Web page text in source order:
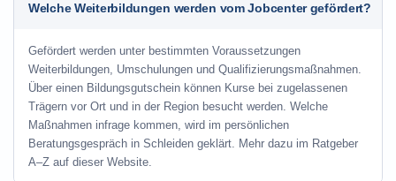
Welche Weiterbildungen werden vom Jobcenter gefördert?
Gefördert werden unter bestimmten Voraussetzungen
Weiterbildungen, Umschulungen und Qualifizierungsmaßnahmen.
Über einen Bildungsgutschein können Kurse bei zugelassenen
Trägern vor Ort und in der Region besucht werden. Welche
Maßnahmen infrage kommen, wird im persönlichen
Beratungsgespräch in Schleiden geklärt. Mehr dazu im Ratgeber
A–Z auf dieser Website.